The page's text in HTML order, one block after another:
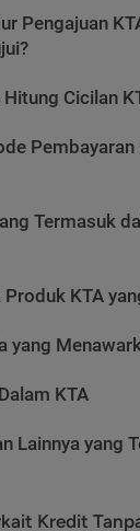
Pengajuan
Cicilan
Pembayaran
Termasuk
KTA
yang
KTA
Lainnya yang
Kredit